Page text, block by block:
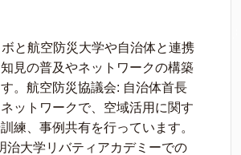
と航空防災大学や自治体と連携
見の普及やネットワークの構築
。航空防災協議会: 自治体首長
ットワークで、空域活用に関す
練、事例共有を行っています。
治大学リバティアカデミーでの